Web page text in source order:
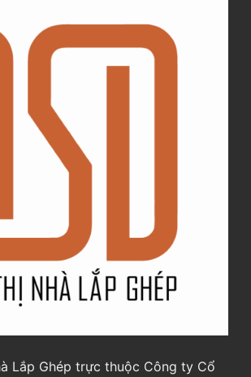
Lắp Ghép trực thuộc Công ty Cổ